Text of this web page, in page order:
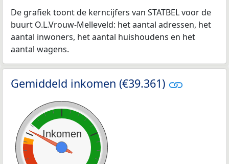
De grafiek toont de kerncijfers van STATBEL voor de
buurt O.L.Vrouw-Melleveld: het aantal adressen, het
aantal inwoners, het aantal huishoudens en het
aantal wagens.
Gemiddeld inkomen (€39.361)
Inkomen